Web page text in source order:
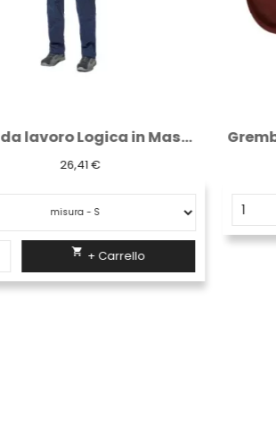
Tuta da lavoro Logica in Massaua blu 9070BLU
+ Carrello